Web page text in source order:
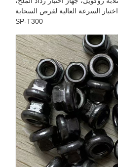
السرعة العالية لقرص السحابة
SP-T300